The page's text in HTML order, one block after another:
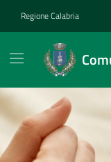
Regione Calabria